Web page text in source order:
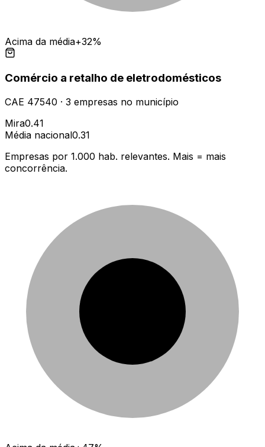
Acima da média+32%
Comércio a retalho de eletrodomésticos
CAE 47540 · 3 empresas no município
Mira0.41
Média nacional0.31
Empresas por 1.000 hab. relevantes. Mais = mais
concorrência.